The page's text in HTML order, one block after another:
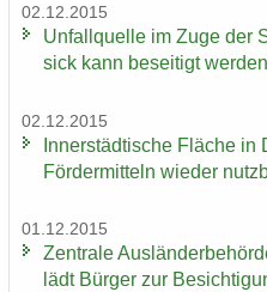
02.12.2015
Un­fall­quel­le im Zuge der
sick kann be­sei­tigt wer­den
02.12.2015
In­ner­städ­ti­sche Flä­che
För­der­mit­teln wie­der
01.12.2015
Zen­tra­le
lädt Bür­ger zur